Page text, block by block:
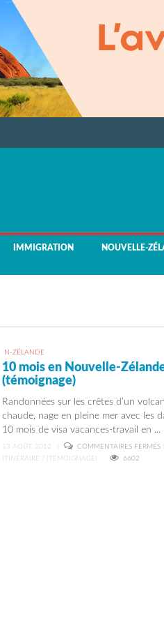
IMMIGRATION NOUVELLE-
N-ZÉLANDE
10 mois en Nouvelle-
(témoignage)
Randonnées sur les crêtes d’un
chaude, nage en pleine mer avec les
10 mois de visa vacances-travail en ...
13 AOÛT, 2012 COMMENTAIRES FERMÉS
ITINÉRAIRE ? (TÉMOIGNAGE)
6602